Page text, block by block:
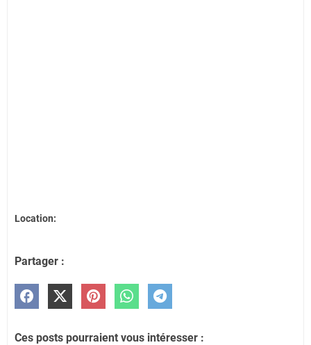
Location:
Partager :
Ces posts pourraient vous intéresser :